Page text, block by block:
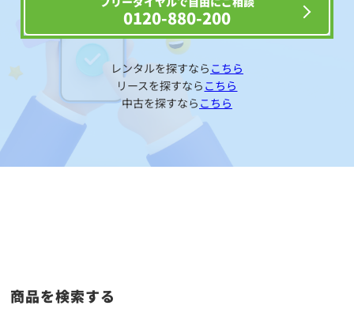
0120-880-200
レンタルを探すなら こちら
リースを探すなら こちら
中古を探すなら こちら
商品を検索する